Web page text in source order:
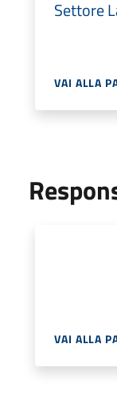
Settore
VAI ALLA
VAI ALLA